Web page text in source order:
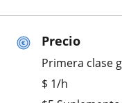
Precio
Primera clase
$ 1/h